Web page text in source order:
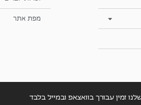
מפת אתר
זמין עבורך בוואצאפ ובמייל בלבד